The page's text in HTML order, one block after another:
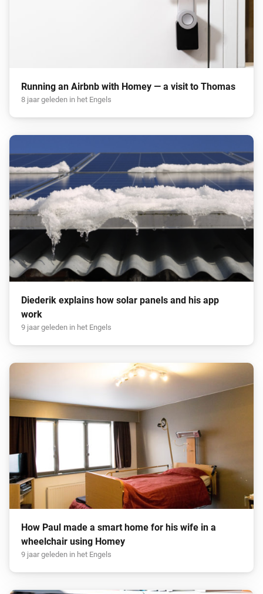
Running an Airbnb with Homey — a visit to Thomas
8 jaar geleden in het Engels
Diederik explains how solar panels and his app
work
9 jaar geleden in het Engels
How Paul made a smart home for his wife in a
wheelchair using Homey
9 jaar geleden in het Engels